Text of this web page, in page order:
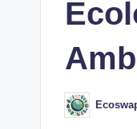
Posted
by